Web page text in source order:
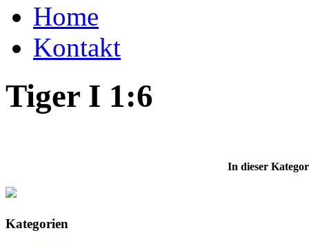
Home
Kontakt
Tiger I 1:6
In dieser
Kategorien